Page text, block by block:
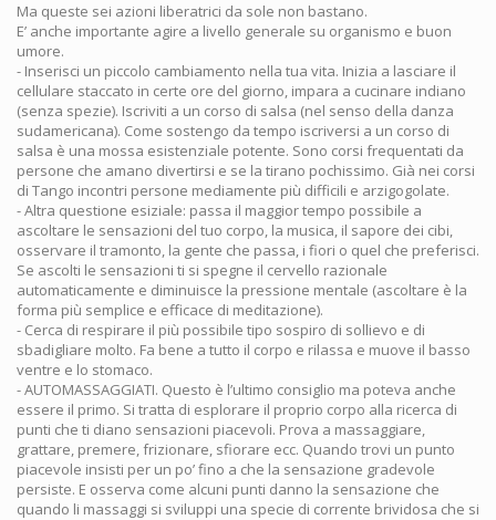
Ma queste sei azioni liberatrici da sole non bastano.
E’ anche importante agire a livello generale su organismo e buon
umore.
- Inserisci un piccolo cambiamento nella tua vita. Inizia a lasciare il
cellulare staccato in certe ore del giorno, impara a cucinare indiano
(senza spezie). Iscriviti a un corso di salsa (nel senso della danza
sudamericana). Come sostengo da tempo iscriversi a un corso di
salsa è una mossa esistenziale potente. Sono corsi frequentati da
persone che amano divertirsi e se la tirano pochissimo. Già nei corsi
di Tango incontri persone mediamente più difficili e arzigogolate.
- Altra questione esiziale: passa il maggior tempo possibile a
ascoltare le sensazioni del tuo corpo, la musica, il sapore dei cibi,
osservare il tramonto, la gente che passa, i fiori o quel che preferisci.
Se ascolti le sensazioni ti si spegne il cervello razionale
automaticamente e diminuisce la pressione mentale (ascoltare è la
forma più semplice e efficace di meditazione).
- Cerca di respirare il più possibile tipo sospiro di sollievo e di
sbadigliare molto. Fa bene a tutto il corpo e rilassa e muove il basso
ventre e lo stomaco.
- AUTOMASSAGGIATI. Questo è l’ultimo consiglio ma poteva anche
essere il primo. Si tratta di esplorare il proprio corpo alla ricerca di
punti che ti diano sensazioni piacevoli. Prova a massaggiare,
grattare, premere, frizionare, sfiorare ecc. Quando trovi un punto
piacevole insisti per un po’ fino a che la sensazione gradevole
persiste. E osserva come alcuni punti danno la sensazione che
quando li massaggi si sviluppi una specie di corrente brividosa che si